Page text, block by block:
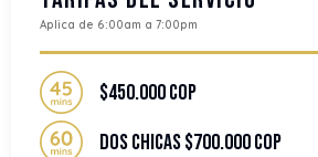
Aplica de 6:00am a 7:00pm
$450.000 COP
Dos chicas $700.000 COP